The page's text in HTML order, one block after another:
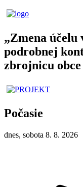
„Zmena účelu
podrobnej
zbrojnicu
Počasie
dnes, sobota 8. 8. 2026